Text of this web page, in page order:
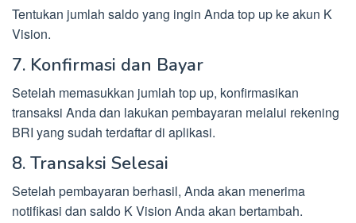
Tentukan jumlah saldo yang ingin Anda top up ke akun K
Vision.
7. Konfirmasi dan Bayar
Setelah memasukkan jumlah top up, konfirmasikan
transaksi Anda dan lakukan pembayaran melalui rekening
BRI yang sudah terdaftar di aplikasi.
8. Transaksi Selesai
Setelah pembayaran berhasil, Anda akan menerima
notifikasi dan saldo K Vision Anda akan bertambah.